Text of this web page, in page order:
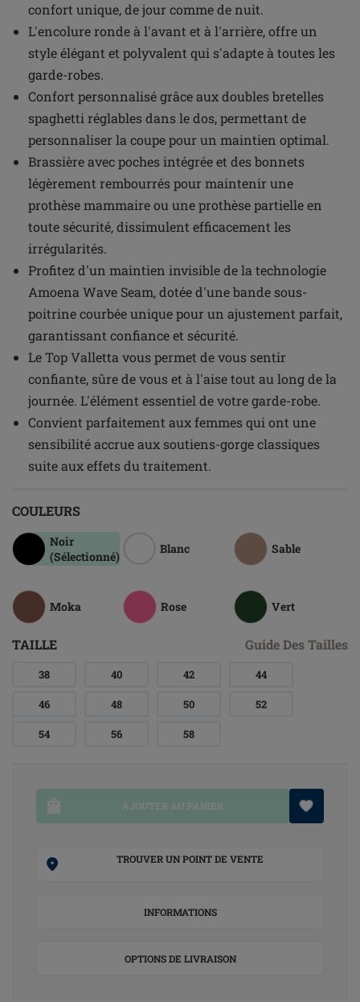
confort unique, de jour comme de nuit.
L'encolure ronde à l'avant et à l'arrière, offre un
style élégant et polyvalent qui s'adapte à toutes les
garde-robes.
Confort personnalisé grâce aux doubles bretelles
spaghetti réglables dans le dos, permettant de
personnaliser la coupe pour un maintien optimal.
Brassière avec poches intégrée et des bonnets
légèrement rembourrés pour maintenir une
prothèse mammaire ou une prothèse partielle en
toute sécurité, dissimulent efficacement les
irrégularités.
Profitez d'un maintien invisible de la technologie
Amoena Wave Seam, dotée d'une bande sous-
poitrine courbée unique pour un ajustement parfait,
garantissant confiance et sécurité.
Le Top Valletta vous permet de vous sentir
confiante, sûre de vous et à l'aise tout au long de la
journée. L'élément essentiel de votre garde-robe.
Convient parfaitement aux femmes qui ont une
sensibilité accrue aux soutiens-gorge classiques
suite aux effets du traitement.
COULEURS
Noir
(Sélectionné)
Blanc Sable
Moka Rose Vert
TAILLE Guide Des Tailles
38 40 42 44
46 48 50 52
54 56 58
AJOUTER AU PANIER
TROUVER UN POINT DE VENTE
INFORMATIONS
OPTIONS DE LIVRAISON